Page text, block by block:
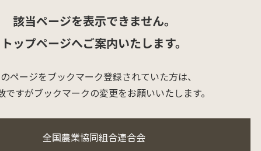
該当ページを表示できません。
トップページへご案内いたします。
ページをブックマーク登録されていた方は、
ですがブックマークの変更をお願いいたします。
全国農業協同組合連合会